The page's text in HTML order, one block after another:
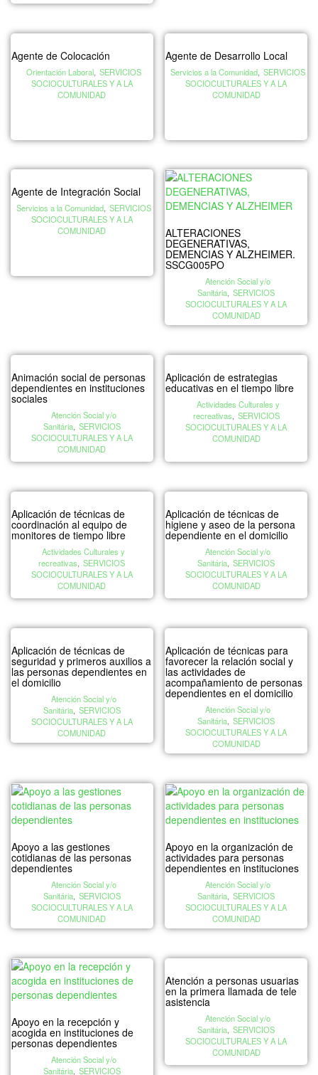
Agente de Colocación
Orientación Laboral, SERVICIOS
SOCIOCULTURALES Y A LA
COMUNIDAD
Agente de Desarrollo Local
Servicios a la Comunidad SERVICIOS
SOCIOCULTURALES Y A LA
COMUNIDAD
Agente de Integración Social
Servicios a la Comunidad, SERVICIOS
SOCIOCULTURALES Y A LA
COMUNIDAD
ALTERACIONES
DEGENERATIVAS,
DEMENCIAS Y ALZHEIMER.
SSCG005PO
Atención Social y/o
Sanitária, SERVICIOS
SOCIOCULTURALES Y A LA
COMUNIDAD
Animación social de personas
dependientes en instituciones
sociales
Atención Social y/o
Sanitária, SERVICIOS
SOCIOCULTURALES Y A LA
COMUNIDAD
Aplicación de estrategias
educativas en el tiempo libre
Actividades Culturales y
recreativas, SERVICIOS
SOCIOCULTURALES Y A LA
COMUNIDAD
Aplicación de técnicas de
coordinación al equipo de
monitores de tiempo libre
Actividades Culturales y
recreativas SERVICIOS
SOCIOCULTURALES Y A LA
COMUNIDAD
Aplicación de técnicas de
higiene y aseo de la persona
dependiente en el domicilio
Atención Social y/o
Sanitária SERVICIOS
SOCIOCULTURALES Y A LA
COMUNIDAD
Aplicación de técnicas de
seguridad y primeros auxilios a
las personas dependientes en
el domicilio
Atención Social y/o
Sanitária, SERVICIOS
SOCIOCULTURALES Y A LA
COMUNIDAD
Aplicación de técnicas para
favorecer la relación social y
las actividades de
acompañamiento de personas
dependientes en el domicilio
Atención Social y/o
Sanitária SERVICIOS
SOCIOCULTURALES Y A LA
COMUNIDAD
Apoyo a las gestiones
cotidianas de las personas
dependientes
Atención Social y/o
Sanitária, SERVICIOS
SOCIOCULTURALES Y A LA
COMUNIDAD
Apoyo en la organización de
actividades para personas
dependientes en instituciones
Atención Social y/o
Sanitária SERVICIOS
SOCIOCULTURALES Y A LA
COMUNIDAD
Apoyo en la recepción y
acogida en instituciones de
personas dependientes
Atención Social y/o
Sanitária, SERVICIOS
Atención a personas usuarias
en la primera llamada de tele
asistencia
Atención Social y/o
Sanitária SERVICIOS
SOCIOCULTURALES Y A LA
COMUNIDAD